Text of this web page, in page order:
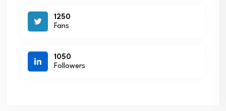
1250
Fans
1050
Followers